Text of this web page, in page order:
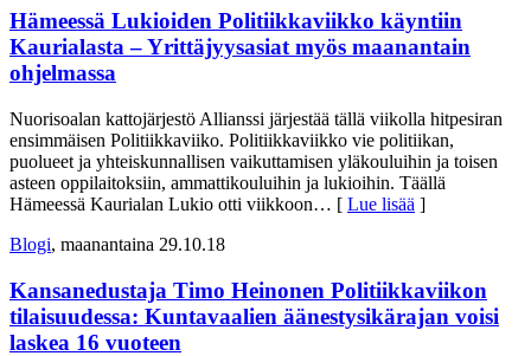
Hämeessä Lukioiden Politiikkaviikko käyntiin
Kaurialasta – Yrittäjyysasiat myös maanantain
ohjelmassa
Nuorisoalan kattojärjestö Allianssi järjestää tällä viikolla hitpesiran
ensimmäisen Politiikkaviiko. Politiikkaviikko vie politiikan,
puolueet ja yhteiskunnallisen vaikuttamisen yläkouluihin ja toisen
asteen oppilaitoksiin, ammattikouluihin ja lukioihin. Täällä
Hämeessä Kaurialan Lukio otti viikkoon… [ Lue lisää ]
Blogi, maanantaina 29.10.18
Kansanedustaja Timo Heinonen Politiikkaviikon
tilaisuudessa: Kuntavaalien äänestysikärajan voisi
laskea 16 vuoteen